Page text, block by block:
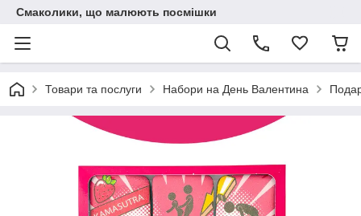
Смаколики, що малюють посмішки
Товари та послуги Набори на День Валентина